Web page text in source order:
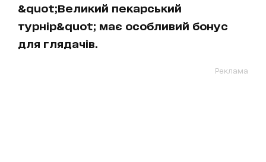
&quot;Великий пекарський
турнір&quot; має особливий бонус
для глядачів.
Реклама